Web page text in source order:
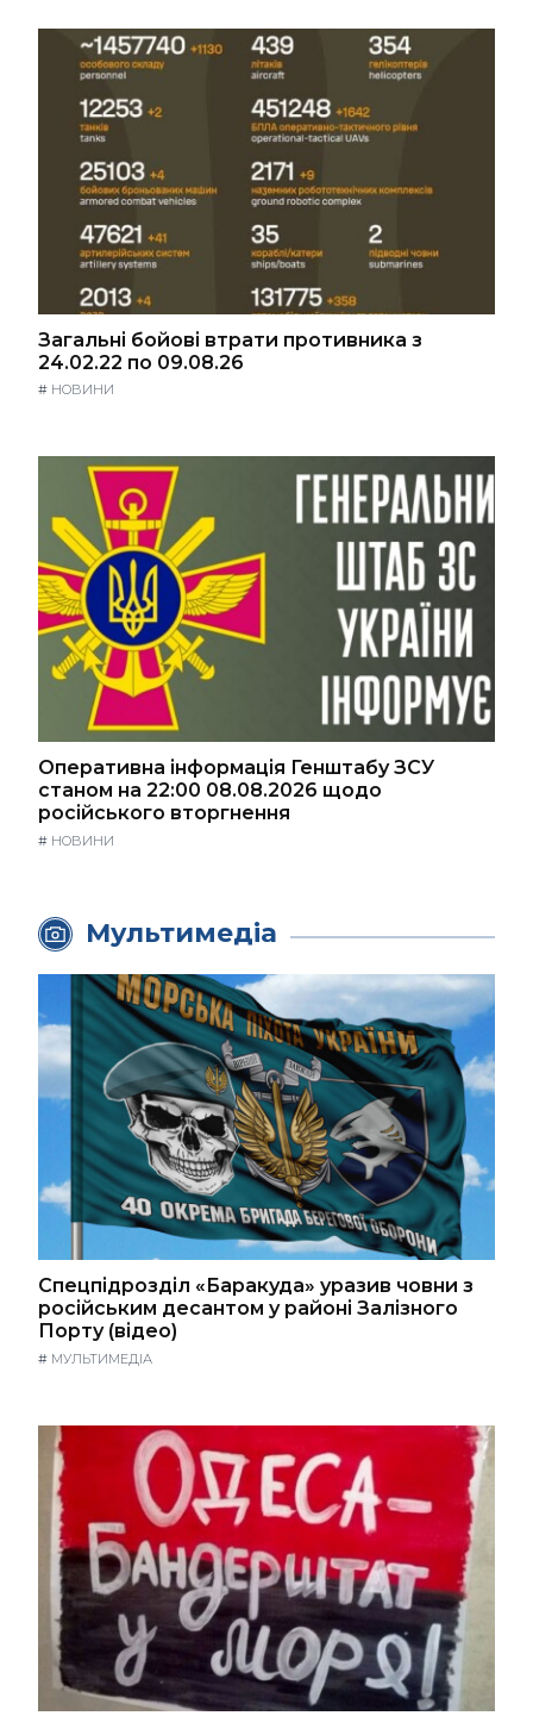
Загальні бойові втрати противника з
24.02.22 по 09.08.26
# НОВИНИ
Оперативна інформація Генштабу ЗСУ
станом на 22:00 08.08.2026 щодо
російського вторгнення
# НОВИНИ
Мультимедіа
Спецпідрозділ «Баракуда» уразив човни з
російським десантом у районі Залізного
Порту (відео)
# МУЛЬТИМЕДІА